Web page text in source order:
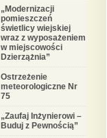
„Modernizacji
pomieszczeń
świetlicy wiejskiej
wraz z wyposażeniem
w miejscowości
Dzierzążnia”
Ostrzeżenie
meteorologiczne Nr
75
„Zaufaj Inżynierowi –
Buduj z Pewnością”